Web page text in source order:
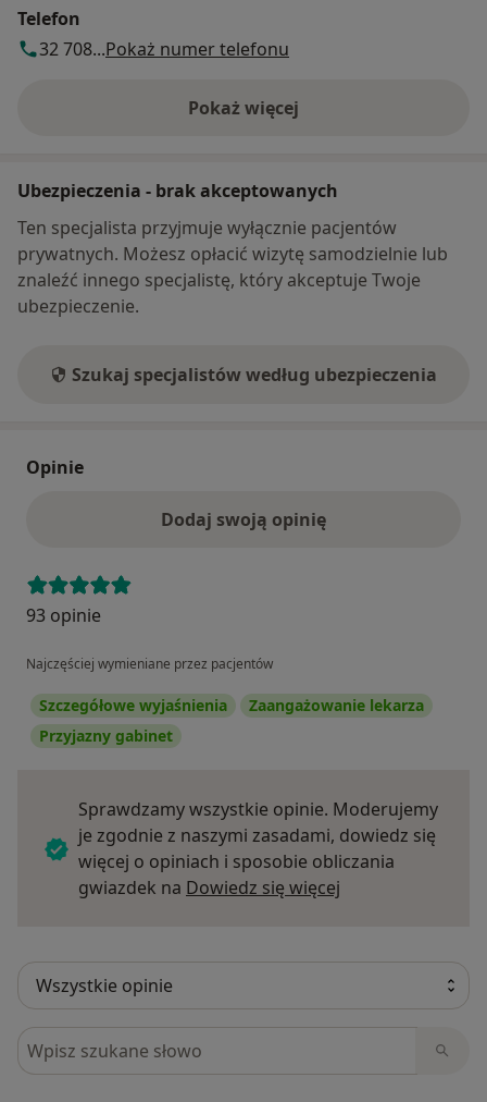
Telefon
32 708...Pokaż numer telefonu
Pokaż więcej
o adresie
Ubezpieczenia - brak akceptowanych
Ten specjalista przyjmuje wyłącznie pacjentów
prywatnych. Możesz opłacić wizytę samodzielnie lub
znaleźć innego specjalistę, który akceptuje Twoje
ubezpieczenie.
Szukaj specjalistów według ubezpieczenia
Opinie
Dodaj swoją opinię
93 opinie
Najczęściej wymieniane przez pacjentów
Szczegółowe wyjaśnienia
Zaangażowanie lekarza
Przyjazny gabinet
Sprawdzamy wszystkie opinie. Moderujemy
je zgodnie z naszymi zasadami, dowiedz się
więcej o opiniach i sposobie obliczania
gwiazdek na Dowiedz się więcej
Szukaj w opiniach